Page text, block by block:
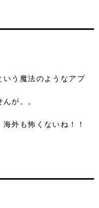
いう魔法のようなアプ
が。。
外も怖くないね！！